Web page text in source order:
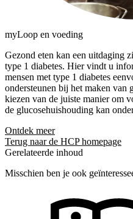
myLoop en voeding
Gezond eten kan een uitdaging
type 1 diabetes. Hier vindt u
mensen met type 1 diabetes
ondersteunen bij het maken van
kiezen van de juiste manier om
de glucosehuishouding kan
Ontdek meer
Terug naar de HCP homepage
Gerelateerde inhoud
Misschien ben je ook